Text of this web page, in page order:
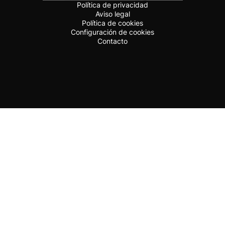
Política de privacidad
Aviso legal
Política de cookies
Configuración de cookies
Contacto